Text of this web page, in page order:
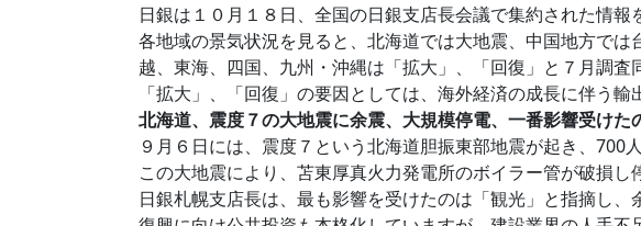
日銀は１０月１８日、全国の日銀支店長会議で集約された情報
各地域の景気状況を見ると、北海道では大地震、中国地方で
越、東海、四国、九州・沖縄は「拡大」、「回復」と７月調査
「拡大」、「回復」の要因としては、海外経済の成長に伴う
北海道、震度７の大地震に余震、大規模停電、一番影響受けた
９月６日には、震度７という北海道胆振東部地震が起き、700
この大地震により、苫東厚真火力発電所のボイラー管が破損
日銀札幌支店長は、最も影響を受けたのは「観光」と指摘し